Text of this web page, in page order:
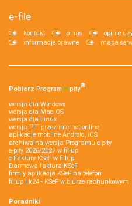
e-file
kontakt o nas opinie
informacje prawne
mapa
Pobierz Program e‑pity®
wersja dla Windows
wersja dla Mac OS
wersja dla Linux
wersja PIT przez internet online
aplikacje mobilne Android, iOS
archiwalna wersja Programu e-pity
e-pity 2026/2027 w fillup
e‑Faktury KSeF w fillup
Darmowa faktura KSeF
firmly aplikacja KSeF na telefon
fillup | k24 - KSeF w biurze rachunkowym
Poradniki